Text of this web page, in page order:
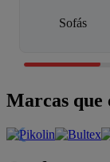
Sofás
Marcas que